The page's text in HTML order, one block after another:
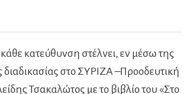
κατεύθυνση στέλνει, εν μέσω της
στο ΣΥΡΙΖΑ –Προοδευτική
Τσακαλώτος με το βιβλίο του «Στο